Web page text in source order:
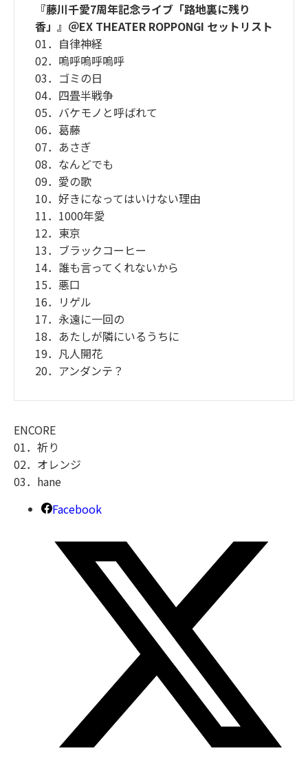
『藤川千愛7周年記念ライブ「路地裏に残り
香」』＠EX THEATER ROPPONGI セットリスト
01．自律神経
02．嗚呼嗚呼嗚呼
03．ゴミの日
04．四畳半戦争
05．バケモノと呼ばれて
06．葛藤
07．あさぎ
08．なんどでも
09．愛の歌
10．好きになってはいけない理由
11．1000年愛
12．東京
13．ブラックコーヒー
14．誰も言ってくれないから
15．悪口
16．リゲル
17．永遠に一回の
18．あたしが隣にいるうちに
19．凡人開花
20．アンダンテ？
ENCORE
01．祈り
02．オレンジ
03．hane
Facebook